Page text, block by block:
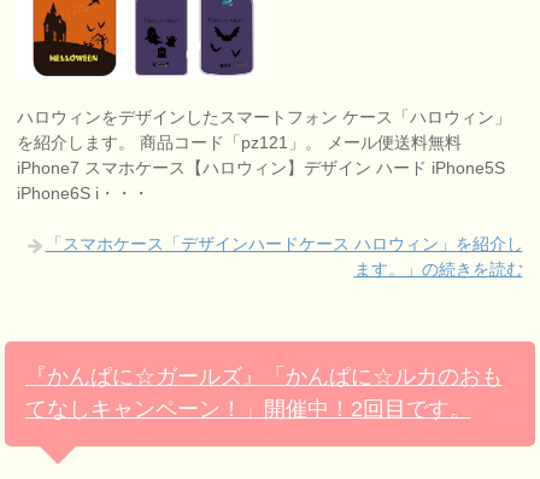
ハロウィンをデザインしたスマートフォン ケース「ハロウィン」
を紹介します。 商品コード「pz121」。 メール便送料無料
iPhone7 スマホケース【ハロウィン】デザイン ハード iPhone5S
iPhone6S i・・・
「スマホケース「デザインハードケース ハロウィン」を紹介し
ます。」の続きを読む
『かんぱに☆ガールズ』「かんぱに☆ルカのおも
てなしキャンペーン！」開催中！2回目です。